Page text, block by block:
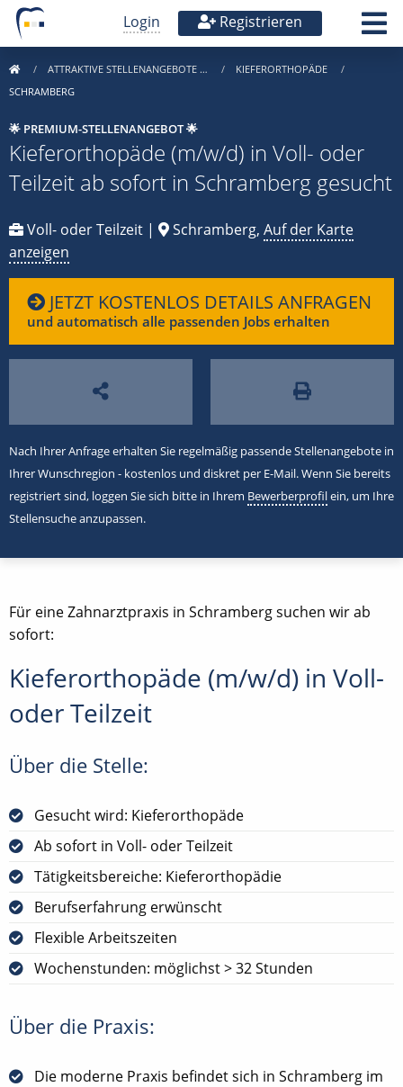
Login Registrieren
ATTRAKTIVE STELLENANGEBOTE …
KIEFERORTHOPÄDE
SCHRAMBERG
🌟 PREMIUM-STELLENANGEBOT 🌟
Kieferorthopäde (m/w/d) in Voll- oder
Teilzeit ab sofort in Schramberg gesucht
Voll- oder Teilzeit | Schramberg, Auf der Karte
anzeigen
JETZT KOSTENLOS DETAILS ANFRAGEN
und automatisch alle passenden Jobs erhalten
Nach Ihrer Anfrage erhalten Sie regelmäßig passende Stellenangebote in
Ihrer Wunschregion - kostenlos und diskret per E-Mail. Wenn Sie bereits
registriert sind, loggen Sie sich bitte in Ihrem Bewerberprofilein, um Ihre
Stellensuche anzupassen.
Für eine Zahnarztpraxis in Schramberg suchen wir ab
sofort:
Kieferorthopäde (m/w/d) in Voll-
oder Teilzeit
Über die Stelle:
Gesucht wird: Kieferorthopäde
Ab sofort in Voll- oder Teilzeit
Tätigkeitsbereiche: Kieferorthopädie
Berufserfahrung erwünscht
Flexible Arbeitszeiten
Wochenstunden: möglichst > 32 Stunden
Über die Praxis:
Die moderne Praxis befindet sich in Schramberg im